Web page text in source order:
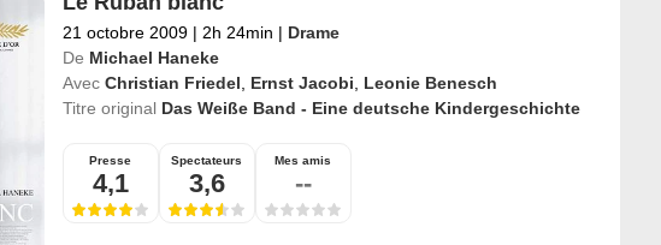
21 octobre 2009 | 2h 24min | Drame
De Michael Haneke
Avec Christian Friedel Ernst Jacobi
Leonie Benesch
Titre original Das Weiße Band - Eine deutsche Kindergeschichte
Presse
4,1
Spectateurs
3,6
Mes amis
--